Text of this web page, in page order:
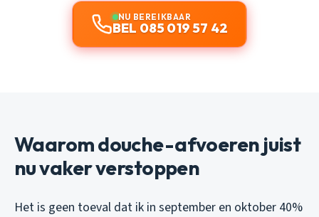
NU BEREIKBAAR
BEL 085 019 57 42
Waarom douche-afvoeren juist
nu vaker verstoppen
Het is geen toeval dat ik in september en oktober 40%